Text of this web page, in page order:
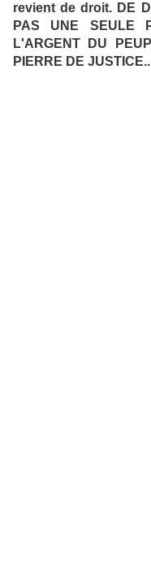
revient de droit. DE
PAS UNE SEULE
L'ARGENT DU
PIERRE DE